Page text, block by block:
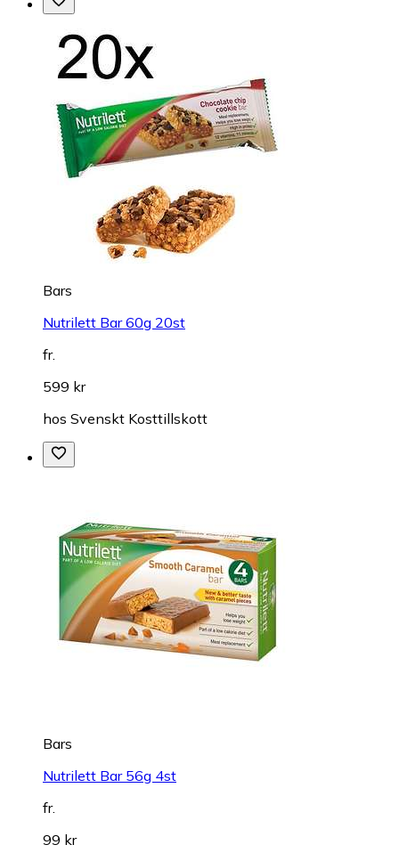
Bars
Nutrilett Bar 60g 20st
fr.
599 kr
hos Svenskt Kosttillskott
Bars
Nutrilett Bar 56g 4st
fr.
99 kr